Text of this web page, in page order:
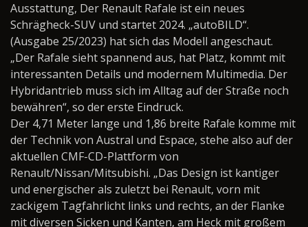
Ausstattung, Der Renault Rafale ist ein neues
Schrägheck-SUV und startet 2024. „autoBILD“.
(Ausgabe 25/2023) hat sich das Modell angeschaut.
„Der Rafale sieht spannend aus, hat Platz, kommt mit
interessanten Details und modernem Multimedia. Der
Hybridantrieb muss sich im Alltag auf der Straße noch
bewähren“, so der erste Eindruck.
Der 4,71 Meter lange und 1,86 breite Rafale komme mit
der Technik von Austral und Espace, stehe also auf der
aktuellen CMF-CD-Plattform von
Renault/Nissan/Mitsubishi. „Das Design ist kantiger
und energischer als zuletzt bei Renault, vorn mit
zackigem Tagfahrlicht links und rechts, an der Flanke
mit diversen Sicken und Kanten, am Heck mit großem